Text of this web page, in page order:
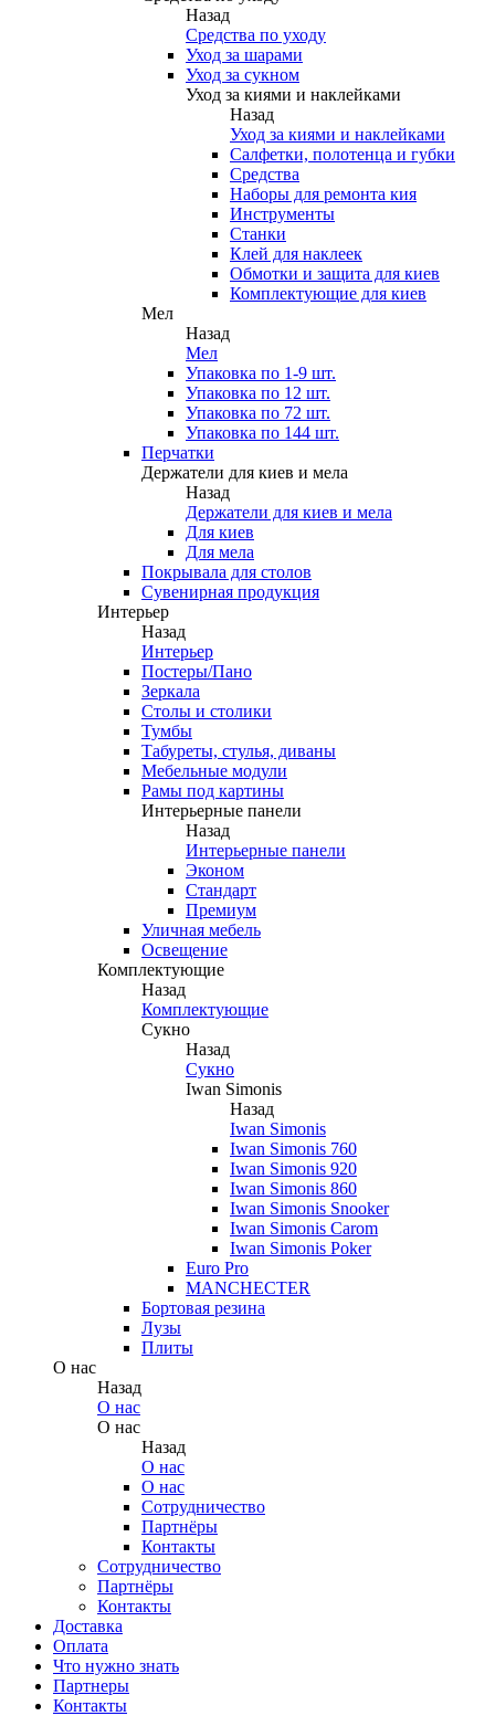
Назад
Средства по уходу
Уход за шарами
Уход за сукном
Уход за киями и наклейками
Назад
Уход за киями и наклейками
Салфетки, полотенца и губки
Средства
Наборы для ремонта кия
Инструменты
Станки
Клей для наклеек
Обмотки и защита для киев
Комплектующие для киев
Мел
Назад
Мел
Упаковка по 1-9 шт.
Упаковка по 12 шт.
Упаковка по 72 шт.
Упаковка по 144 шт.
Перчатки
Держатели для киев и мела
Назад
Держатели для киев и мела
Для киев
Для мела
Покрывала для столов
Сувенирная продукция
Интерьер
Назад
Интерьер
Постеры/Пано
Зеркала
Столы и столики
Тумбы
Табуреты, стулья, диваны
Мебельные модули
Рамы под картины
Интерьерные панели
Назад
Интерьерные панели
Эконом
Стандарт
Премиум
Уличная мебель
Освещение
Комплектующие
Назад
Комплектующие
Сукно
Назад
Сукно
Iwan Simonis
Назад
Iwan Simonis
Iwan Simonis 760
Iwan Simonis 920
Iwan Simonis 860
Iwan Simonis Snooker
Iwan Simonis Carom
Iwan Simonis Poker
Euro Pro
MANCHECTER
Бортовая резина
Лузы
Плиты
О нас
Назад
О нас
О нас
Назад
О нас
О нас
Сотрудничество
Партнёры
Контакты
Сотрудничество
Партнёры
Контакты
Доставка
Оплата
Что нужно знать
Партнеры
Контакты